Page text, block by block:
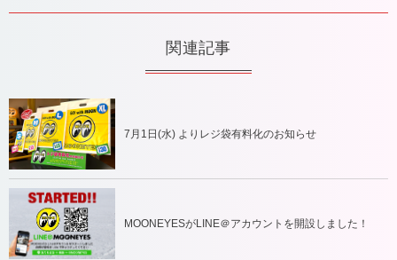
関連記事
7月1日(水) よりレジ袋有料化のお知らせ
MOONEYESがLINE＠アカウントを開設しました！